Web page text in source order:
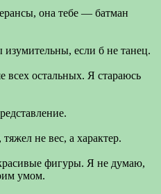
она тебе — батман
если б не танец.
всех остальных. Я стараюсь
не вес, а характер.
фигуры. Я не думаю,
умом.